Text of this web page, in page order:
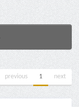
previous 1 next